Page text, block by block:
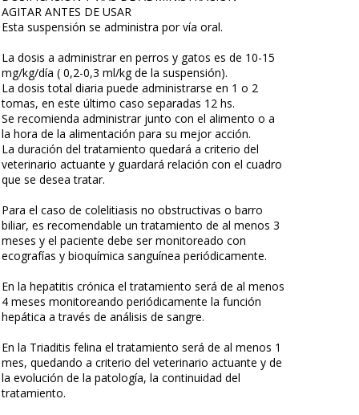
AGITAR ANTES DE USAR
Esta suspensión se administra por vía oral.
La dosis a administrar en perros y gatos es de 10-15
mg/kg/día ( 0,2-0,3 ml/kg de la suspensión).
La dosis total diaria puede administrarse en 1 o 2
tomas, en este último caso separadas 12 hs.
Se recomienda administrar junto con el alimento o a
la hora de la alimentación para su mejor acción.
La duración del tratamiento quedará a criterio del
veterinario actuante y guardará relación con el cuadro
que se desea tratar.
Para el caso de colelitiasis no obstructivas o barro
biliar, es recomendable un tratamiento de al menos 3
meses y el paciente debe ser monitoreado con
ecografías y bioquímica sanguínea periódicamente.
En la hepatitis crónica el tratamiento será de al menos
4 meses monitoreando periódicamente la función
hepática a través de análisis de sangre.
En la Triaditis felina el tratamiento será de al menos 1
mes, quedando a criterio del veterinario actuante y de
la evolución de la patología, la continuidad del
tratamiento.